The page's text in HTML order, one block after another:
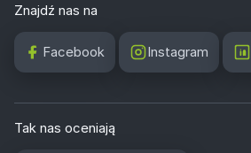
Znajdź nas na
Facebook Instagram
Tak nas oceniają